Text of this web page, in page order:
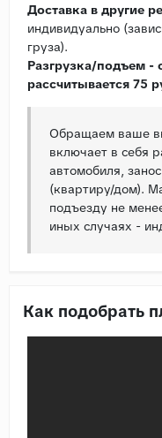
Доставка в другие
индивидуально
груза).
Разгрузка/подъем -
рассчитывается 75
Обращаем ваше
включает в себя
автомобиля,
(квартиру/дом).
подъезду не
иных случаях -
Как подобрать